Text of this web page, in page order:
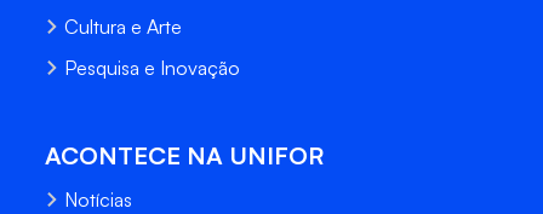
Cultura e Arte
Pesquisa e Inovação
ACONTECE NA UNIFOR
Notícias